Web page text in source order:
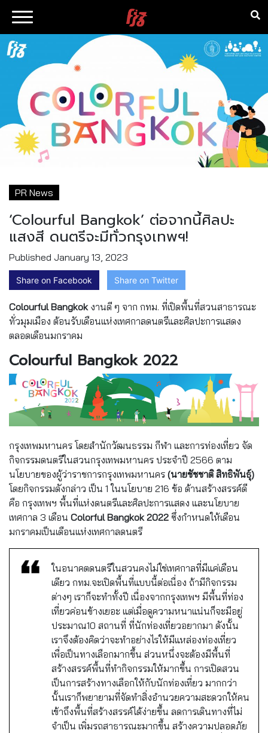
PR News
‘Colourful Bangkok’ ต่อจากนี้ศิลปะ
แสงสี ดนตรีจะมีทั่วกรุงเทพฯ!
Published January 13, 2023
Share on Facebook Share on Twitter
Colourful Bangkokงานดี ๆ จาก กทม. ที่เปิดพื้นที่สวนสาธารณะ
ทั่วมุมเมือง ต้อนรับเดือนแห่งเทศกาลดนตรีและศิลปะการแสดง
ตลอดเดือนมกราคม
Colourful Bangkok 2022
กรุงเทพมหานคร​ โดย​สำนักวัฒนธรรม กีฬา และการท่องเที่ยว จัด
กิจกรรมดนตรีในสวนกรุงเทพมหานคร ประจำปี 2566 ตาม
นโยบายของผู้ว่าราชการกรุงเทพมหานคร (นายชัชชาติ สิทธิพันธุ์)
โดยกิจกรรมดังกล่าว เป็น 1 ในนโยบาย 216 ข้อ ด้านสร้างสรรค์ดี
คือ กรุงเทพฯ พื้นที่แห่งดนตรีและศิลปะการแสดง และนโยบาย
เทศกาล 3 เดือน Colorful Bangkok 2022 ซึ่งกำหนดให้เดือน
มกราคมเป็นเดือนแห่งเทศกาลดนตรี
ในอนาคตดนตรีในสวนคงไม่ใช่เทศกาลที่มีแค่เดือน
เดียว กทม.จะเปิดพื้นที่แบบนี้ต่อเนื่อง ถ้ามีกิจกรรม
ต่างๆ เราก็จะทำทั้งปี เนื่องจากกรุงเทพฯ​ มีพื้นที่ท่อง
เที่ยวค่อนข้างเยอะ แต่เมื่อดูความหนาแน่นก็จะมีอยู่
ประมาณ10 สถานที่ ที่นักท่องเที่ยวอยากมา ดังนั้น
เราจึงต้องคิดว่าจะทำอย่างไรให้มีแหล่องท่องเที่ยว
เพื่อเป็นทางเลือกมากขึ้น ส่วนหนึ่งจะต้องมีพื้นที่
สร้างสรรค์พื้นที่ทำกิจกรรมให้มากขึ้น การเปิดสวน
เป็นการสร้างทางเลือกให้กับนักท่องเที่ยว มากกว่า
นั้นเราก็พยายามที่จัดทำสิ่งอำนวยความสะดวกให้คน
เข้าถึงพื้นที่สร้างสรรค์ได้ง่ายขึ้น ลดการเดินทางที่ไม่
จำเป็น เพิ่มรถสาธารณะมากขึ้น สร้างความปลอดภัย